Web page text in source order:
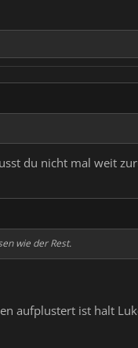
du nicht mal weit
wie der Rest.
aufplustert ist halt